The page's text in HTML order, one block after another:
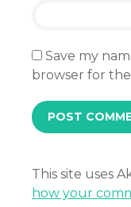
Save my
browser for
This site uses
how your